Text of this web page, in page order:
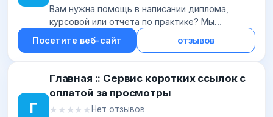
Вам нужна помощь в написании диплома,
курсовой или отчета по практике? Мы
работаем без предоплат. Обращайтесь!
Посетите веб-сайт отзывов
Г
Главная :: Сервис коротких ссылок с
оплатой за просмотры
★★★★★
★★★★★ Нет отзывов